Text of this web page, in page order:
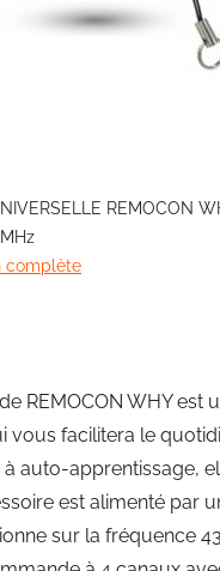
REMOCON
complète
REMOCON WHY est
vous facilitera le
auto-apprentissage,
est alimenté par
sur la fréquence